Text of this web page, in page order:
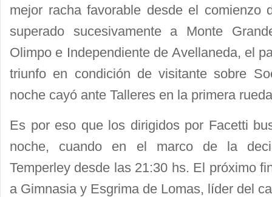
mejor racha favorable desde el comienzo
superado sucesivamente a Monte
Olimpo e Independiente de Avellaneda, el
triunfo en condición de visitante sobre
noche cayó ante Talleres en la primera
Es por eso que los dirigidos por Facetti
noche, cuando en el marco de la
Temperley desde las 21:30 hs. El próximo
a Gimnasia y Esgrima de Lomas, líder del